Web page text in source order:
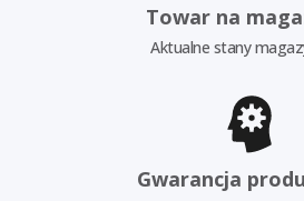
Towar na
Aktualne stany
Gwarancja